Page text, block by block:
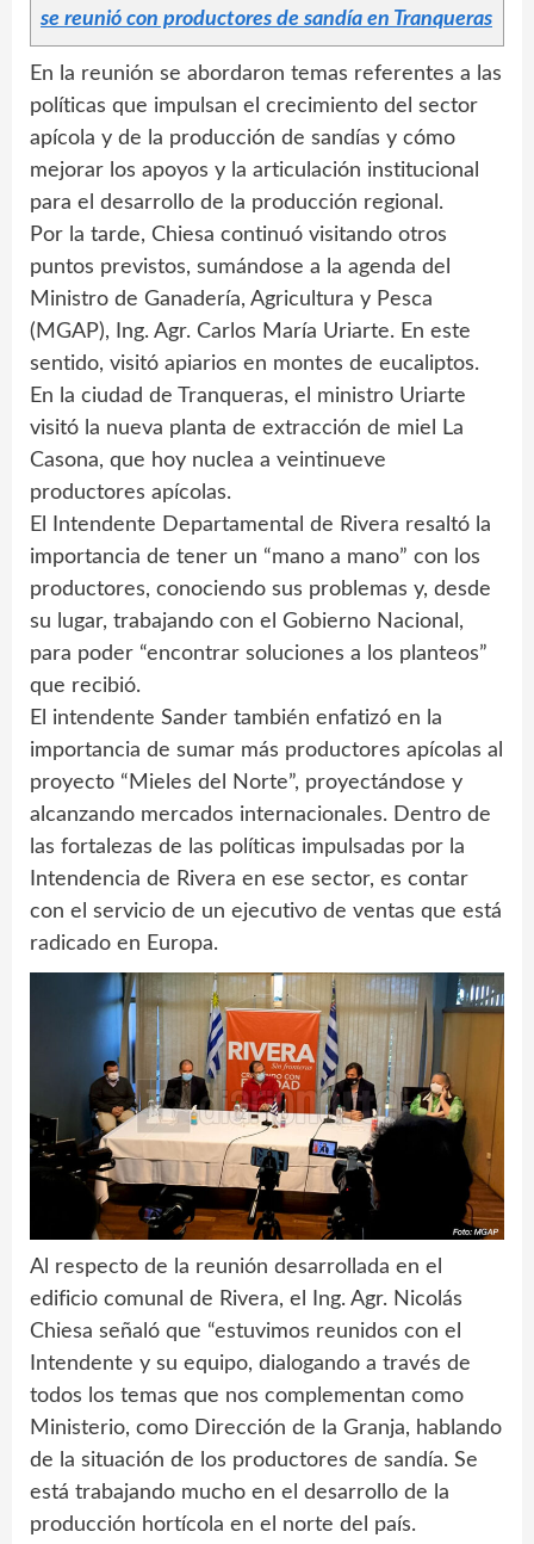
se reunió con productores de sandía en Tranqueras
En la reunión se abordaron temas referentes a las
políticas que impulsan el crecimiento del sector
apícola y de la producción de sandías y cómo
mejorar los apoyos y la articulación institucional
para el desarrollo de la producción regional.
Por la tarde, Chiesa continuó visitando otros
puntos previstos, sumándose a la agenda del
Ministro de Ganadería, Agricultura y Pesca
(MGAP), Ing. Agr. Carlos María Uriarte. En este
sentido, visitó apiarios en montes de eucaliptos.
En la ciudad de Tranqueras, el ministro Uriarte
visitó la nueva planta de extracción de miel La
Casona, que hoy nuclea a veintinueve
productores apícolas.
El Intendente Departamental de Rivera resaltó la
importancia de tener un “mano a mano” con los
productores, conociendo sus problemas y, desde
su lugar, trabajando con el Gobierno Nacional,
para poder “encontrar soluciones a los planteos”
que recibió.
El intendente Sander también enfatizó en la
importancia de sumar más productores apícolas al
proyecto “Mieles del Norte”, proyectándose y
alcanzando mercados internacionales. Dentro de
las fortalezas de las políticas impulsadas por la
Intendencia de Rivera en ese sector, es contar
con el servicio de un ejecutivo de ventas que está
radicado en Europa.
Al respecto de la reunión desarrollada en el
edificio comunal de Rivera, el Ing. Agr. Nicolás
Chiesa señaló que “estuvimos reunidos con el
Intendente y su equipo, dialogando a través de
todos los temas que nos complementan como
Ministerio, como Dirección de la Granja, hablando
de la situación de los productores de sandía. Se
está trabajando mucho en el desarrollo de la
producción hortícola en el norte del país.